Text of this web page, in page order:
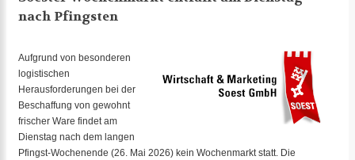
nach Pfingsten
Aufgrund von besonderen
logistischen
Herausforderungen bei der
Beschaffung von gewohnt
frischer Ware findet am
Dienstag nach dem langen
Pfingst-Wochenende (26. Mai 2026) kein Wochenmarkt statt. Die